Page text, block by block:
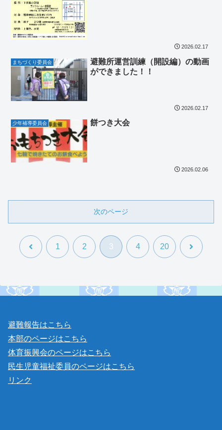
2026.02.17
まちづくり委員会
避難所運営訓練（開設編）の動画
ができました！！
2026.02.17
少年補導委員会 餅つき大会
2026.02.06
次のページ
前 1 2 3 4 20 次
避難報告はこちら
本部のページはこちら
体育振興会のページはこちら
民生児童福祉委員のページはこちら
リンク